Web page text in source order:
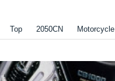
Top 2050CN Motorcycle